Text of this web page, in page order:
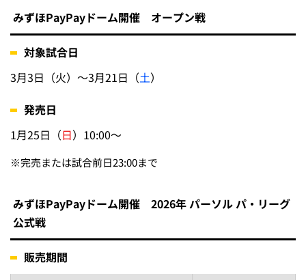
みずほPayPayドーム開催 オープン戦
対象試合日
3月3日（火）～3月21日（土）
発売日
1月25日（日）10:00～
※完売または試合前日23:00まで
みずほPayPayドーム開催 2026年 パーソル パ・リーグ
公式戦
販売期間